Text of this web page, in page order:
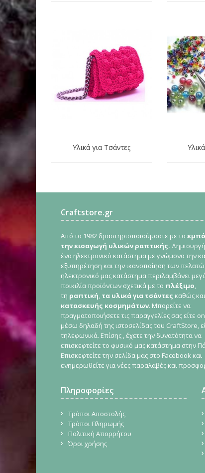
Υλικά για Τσάντες
Craftstore.gr
Από το 1982 δραστηριοποιούμαστε με το
την εισαγωγή υλικών ραπτικής.
ένα ηλεκτρονικό κατάστημα με γνώμονα την
εξυπηρέτηση και την ικανοποίηση των
ηλεκτρονικό μας κατάστημα περιλαμβάνει
ποικιλία προϊόντων σχετικά με το πλέξιμο,
τη ραπτική, τα υλικά για τσάντες καθώς και
κατασκευής κοσμημάτων. Μπορείτε να
πραγματοποιήσετε τις παραγγελίες σας είτε
μέσω δηλαδή της ιστοσελίδας του CraftStore,
τηλεφωνικά. Επίσης , έχετε την δυνατότητα να
επισκεφτείτε το φυσικό μας κατάστημα στην
Επισκεφτείτε την σελίδα μας στο Facebook και
ενημερωθείτε για νέες παραλαβές και
Πληροφορίες
Τρόποι Αποστολής
Τρόποι Πληρωμής
Πολιτική Απορρήτου
Όροι χρήσης